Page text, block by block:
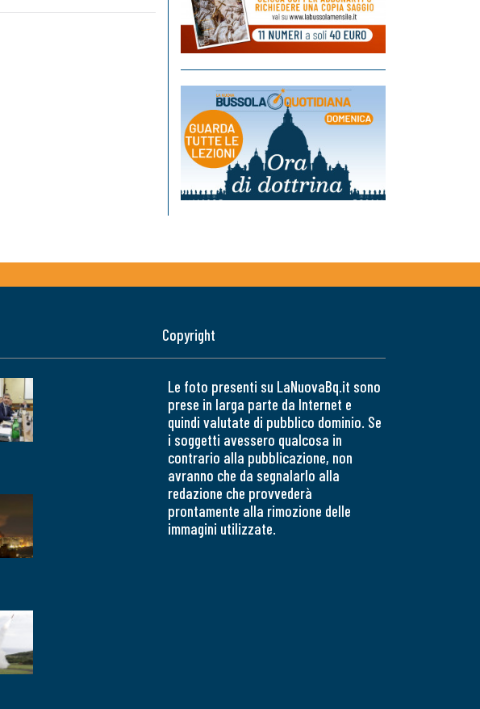
Copyright
Le foto presenti su LaNuovaBq.it sono
prese in larga parte da Internet e
quindi valutate di pubblico dominio. Se
i soggetti avessero qualcosa in
contrario alla pubblicazione, non
avranno che da segnalarlo alla
redazione che provvederà
prontamente alla rimozione delle
immagini utilizzate.